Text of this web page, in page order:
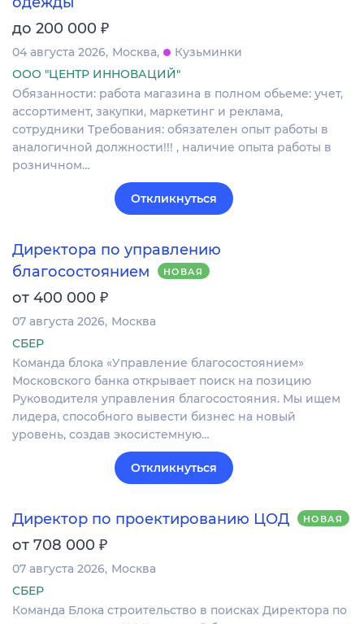
до 200 000 ₽
04 августа 2026 Москва
Кузьминки
ООО "ЦЕНТР ИННОВАЦИЙ"
Обязанности: работа магазина в полном обьеме: учет,
ассортимент, закупки, маркетинг и реклама,
сотрудники Требования: обязателен опыт работы в
аналогичной должности!!! , наличие опыта работы в
розничном…
Откликнуться
Директора по управлению
благосостоянием
НОВАЯ
от 400 000 ₽
07 августа 2026 Москва
СБЕР
Команда блока «Управление благосостоянием»
Московского банка открывает поиск на позицию
Руководителя управления благосостояния. Мы ищем
лидера, способного вывести бизнес на новый
уровень, создав экосистемную…
Откликнуться
Директор по проектированию ЦОД НОВАЯ
от 708 000 ₽
07 августа 2026 Москва
СБЕР
Команда Блока строительство в поисках Директора по